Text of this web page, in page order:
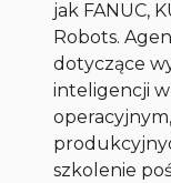
jak FANUC,
Robots.
dotyczące
inteligencji
szkolenie